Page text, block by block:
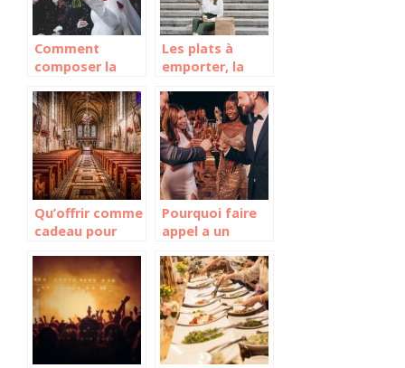
Comment
composer la
musicale pour
un mariage ?
Les plats à
emporter, la
tendance en
matière de
restauration
Qu’offrir comme
cadeau pour
confirmation ?
Pourquoi faire
appel a un
l’organisation
d’evenements ?